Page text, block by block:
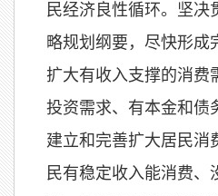
民经济良性循环。坚决
略规划纲要，尽快形成
扩大有收入支撑的消费
投资需求、有本金和债
建立和完善扩大居民消
民有稳定收入能消费、